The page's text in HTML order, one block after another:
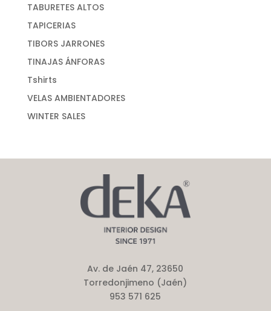
TABURETES ALTOS
TAPICERIAS
TIBORS JARRONES
TINAJAS ÁNFORAS
Tshirts
VELAS AMBIENTADORES
WINTER SALES
Av. de Jaén 47, 23650
Torredonjimeno (Jaén)
953 571 625